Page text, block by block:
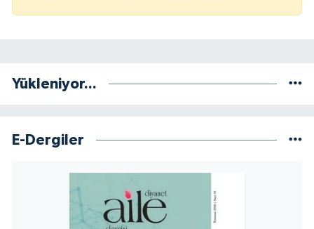
Yükleniyor...
E-Dergiler